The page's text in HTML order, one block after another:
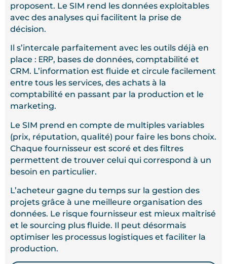
proposent. Le SIM rend les données exploitables
avec des analyses qui facilitent la prise de
décision.
Il s’intercale parfaitement avec les outils déjà en
place : ERP, bases de données, comptabilité et
CRM. L’information est fluide et circule facilement
entre tous les services, des achats à la
comptabilité en passant par la production et le
marketing.
Le SIM prend en compte de multiples variables
(prix, réputation, qualité) pour faire les bons choix.
Chaque fournisseur est scoré et des filtres
permettent de trouver celui qui correspond à un
besoin en particulier.
L’acheteur gagne du temps sur la gestion des
projets grâce à une meilleure organisation des
données. Le risque fournisseur est mieux maîtrisé
et le sourcing plus fluide. Il peut désormais
optimiser les processus logistiques et faciliter la
production.